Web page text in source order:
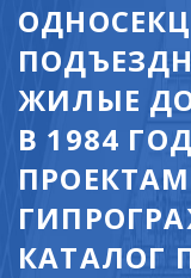
ЖИЛЫЕ
В 1984
ПРОЕКТАМ
КАТАЛОГ